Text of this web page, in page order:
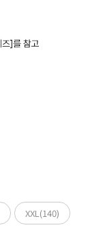
XXL(140)